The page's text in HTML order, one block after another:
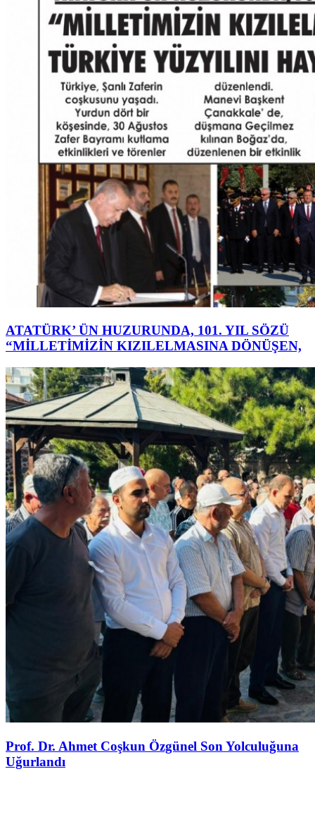
ATATÜRK’ ÜN HUZURUNDA, 101. YIL SÖZÜ
“MİLLETİMİZİN KIZILELMASINA DÖNÜŞEN,
Prof. Dr. Ahmet Coşkun Özgünel Son Yolculuğuna
Uğurlandı